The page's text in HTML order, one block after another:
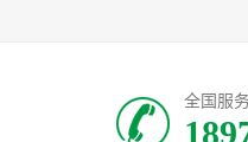
全国服